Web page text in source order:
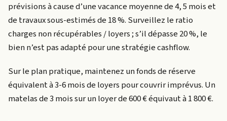
prévisions à cause d’une vacance moyenne de 4, 5 mois et
de travaux sous-estimés de 18 %. Surveillez le ratio
charges non récupérables / loyers ; s’il dépasse 20 %, le
bien n’est pas adapté pour une stratégie cashflow.
Sur le plan pratique, maintenez un fonds de réserve
équivalent à 3-6 mois de loyers pour couvrir imprévus. Un
matelas de 3 mois sur un loyer de 600 € équivaut à 1 800 €.